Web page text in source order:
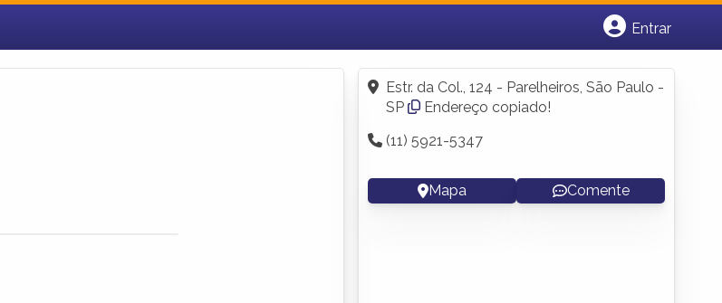
Entrar
Fazer login
Criar conta
Estr. da Col., 124 - Parelheiros, São Paulo -
SP
Endereço copiado!
(11) 5921-5347
Mapa Comente